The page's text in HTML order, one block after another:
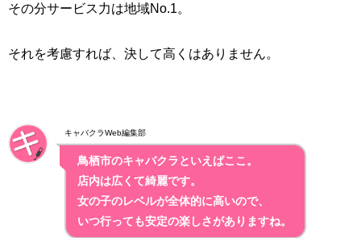
その分サービス力は地域No.1。
それを考慮すれば、決して高くはありません。
キャバクラWeb編集部
鳥栖市のキャバクラといえばここ。
店内は広くて綺麗です。
女の子のレベルが全体的に高いので、
いつ行っても安定の楽しさがありますね。